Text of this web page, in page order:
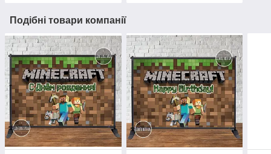
Подібні товари компанії